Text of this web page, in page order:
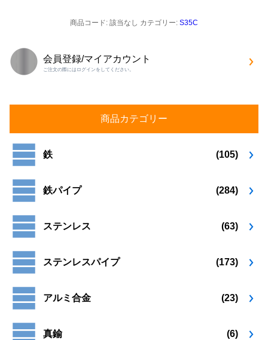
商品コード: 該当なし カテゴリー: S35C
会員登録/マイアカウント
ご注文の際にはログインをしてください。
商品カテゴリー
鉄 (105)
鉄パイプ (284)
ステンレス (63)
ステンレスパイプ (173)
アルミ合金 (23)
真鍮 (6)